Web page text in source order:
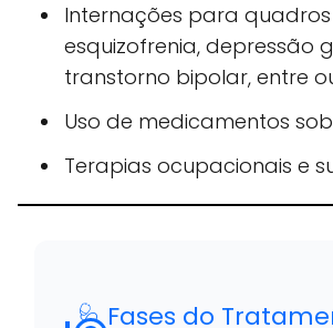
Internações para
esquizofrenia, depressão
transtorno bipolar, entre
Uso de medicamentos
Terapias ocupacionais e
🩺 Fases do